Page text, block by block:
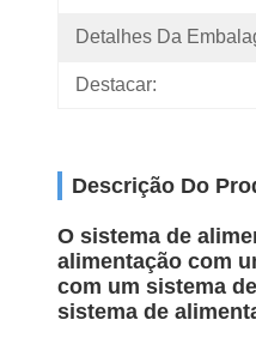
Detalhes Da
Destacar:
Descrição Do
O sistema de
alimentação com
com um sistema
sistema de